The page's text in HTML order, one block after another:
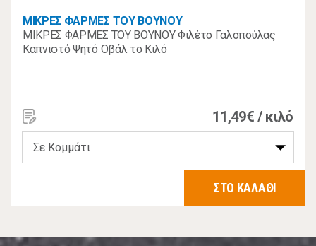
ΜΙΚΡΕΣ ΦΑΡΜΕΣ ΤΟΥ ΒΟΥΝΟΥ
ΜΙΚΡΕΣ ΦΑΡΜΕΣ ΤΟΥ ΒΟΥΝΟΥ Φιλέτο Γαλοπούλας
Καπνιστό Ψητό Οβάλ το Κιλό
11,49€ / κιλό
ΣΤΟ ΚΑΛΑΘΙ